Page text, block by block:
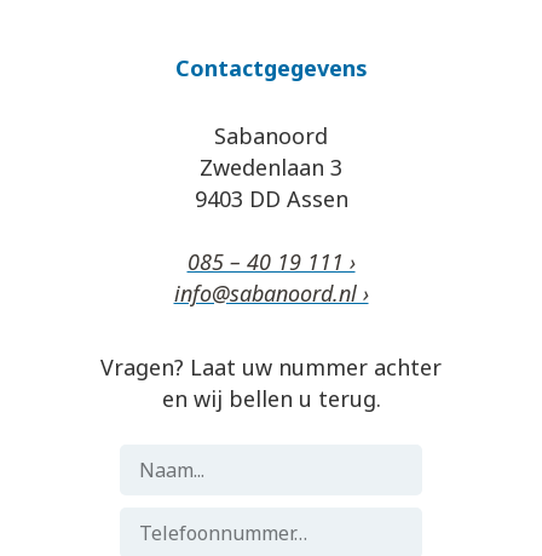
Contactgegevens
Sabanoord
Zwedenlaan 3
9403 DD Assen
085 – 40 19 111 ›
info@sabanoord.nl ›
Vragen? Laat uw nummer achter
en wij bellen u terug.